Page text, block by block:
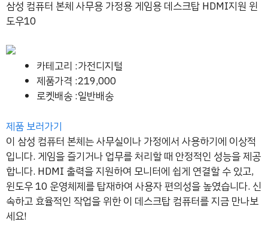
삼성 컴퓨터 본체 사무용 가정용 게임용 데스크탑 HDMI지원 윈
도우10
카테고리 :가전디지털
제품가격 :219,000
로켓배송 :일반배송
제품 보러가기
이 삼성 컴퓨터 본체는 사무실이나 가정에서 사용하기에 이상적
입니다. 게임을 즐기거나 업무를 처리할 때 안정적인 성능을 제공
합니다. HDMI 출력을 지원하여 모니터에 쉽게 연결할 수 있고,
윈도우 10 운영체제를 탑재하여 사용자 편의성을 높였습니다. 신
속하고 효율적인 작업을 위한 이 데스크탑 컴퓨터를 지금 만나보
세요!